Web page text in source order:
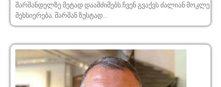
შარშანდელზე მეტად დაამძიმებს.ჩვენ გვაქვს ძალიან მოკლე
მეხსიერება. შარშან ზუსტად...